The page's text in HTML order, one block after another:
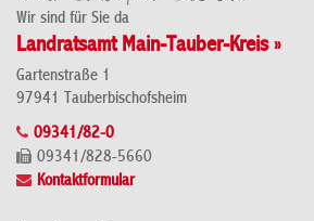
Wir sind für Sie da
Landratsamt Main-Tauber-Kreis »
Gartenstraße 1
97941 Tauberbischofsheim
09341/82-0
09341/828-5660
Kontaktformular